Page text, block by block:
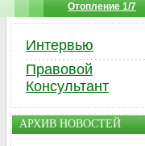
Отопление 1/7
Интервью
Правовой
Консультант
АРХИВ НОВОСТЕЙ